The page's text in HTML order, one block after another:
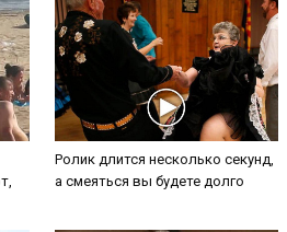
Ролик длится несколько секунд,
а смеяться вы будете долго